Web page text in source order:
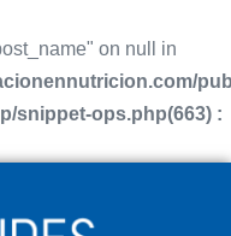
on null in
snippet-ops.php(663) :